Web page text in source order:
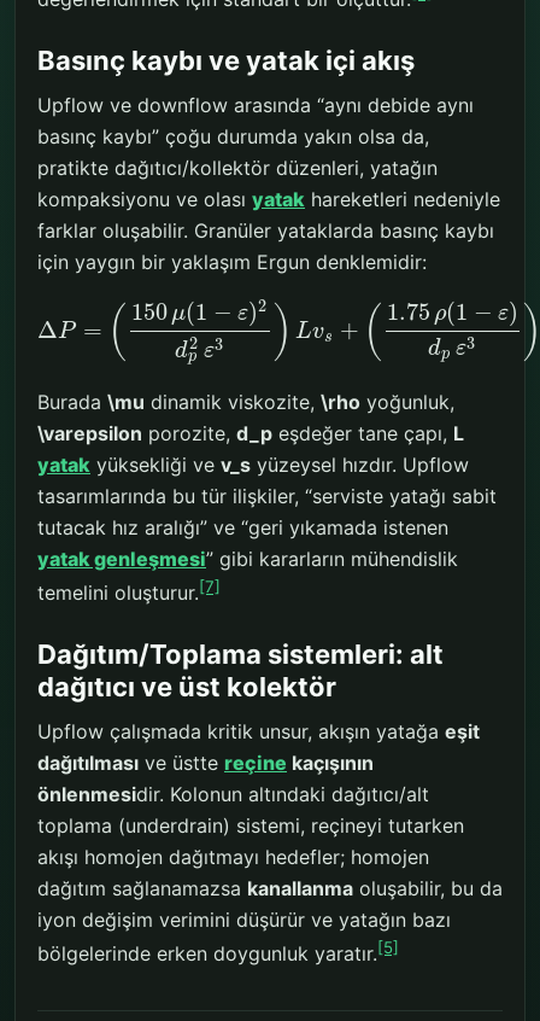
Basınç kaybı ve yatak içi akış
Upflow ve downflow arasında “aynı debide aynı
basınç kaybı” çoğu durumda yakın olsa da,
pratikte dağıtıcı/kollektör düzenleri, yatağın
kompaksiyonu ve olası yatak hareketleri nedeniyle
farklar oluşabilir. Granüler yataklarda basınç kaybı
için yaygın bir yaklaşım Ergun denklemidir:
ΔP = ( 150 μ(1 − ε)2
d2
p ε3 ) Lvs + ( 1.75 ρ(1 − ε)
dp ε3 )
Burada \mu dinamik viskozite, \rho yoğunluk,
\varepsilon porozite, d_p eşdeğer tane çapı, L
yatak yüksekliği ve v_s yüzeysel hızdır. Upflow
tasarımlarında bu tür ilişkiler, “serviste yatağı sabit
tutacak hız aralığı” ve “geri yıkamada istenen
yatak genleşmesi” gibi kararların mühendislik
temelini oluşturur.[7]
Dağıtım/Toplama sistemleri: alt
dağıtıcı ve üst kolektör
Upflow çalışmada kritik unsur, akışın yatağa eşit
dağıtılması ve üstte reçine kaçışının
önlenmesidir. Kolonun altındaki dağıtıcı/alt
toplama (underdrain) sistemi, reçineyi tutarken
akışı homojen dağıtmayı hedefler; homojen
dağıtım sağlanamazsa kanallanma oluşabilir, bu da
iyon değişim verimini düşürür ve yatağın bazı
bölgelerinde erken doygunluk yaratır.[5]